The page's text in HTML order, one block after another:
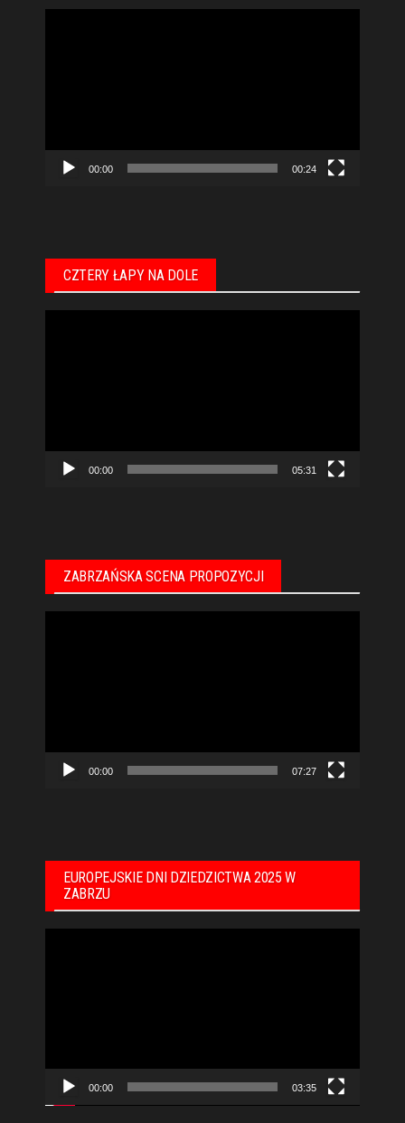
00:00 00:24
CZTERY ŁAPY NA DOLE
00:00 05:31
ZABRZAŃSKA SCENA PROPOZYCJI
00:00 07:27
EUROPEJSKIE DNI DZIEDZICTWA 2025 W
ZABRZU
00:00 03:35